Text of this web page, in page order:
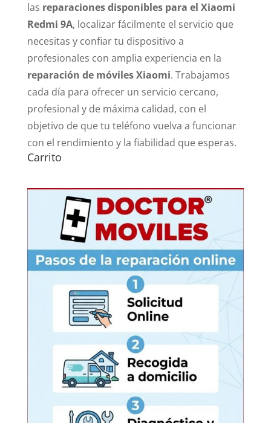
las reparaciones disponibles para el Xiaomi
Redmi 9A, localizar fácilmente el servicio que
necesitas y confiar tu dispositivo a
profesionales con amplia experiencia en la
reparación de móviles Xiaomi. Trabajamos
cada día para ofrecer un servicio cercano,
profesional y de máxima calidad, con el
objetivo de que tu teléfono vuelva a funcionar
con el rendimiento y la fiabilidad que esperas.
Carrito